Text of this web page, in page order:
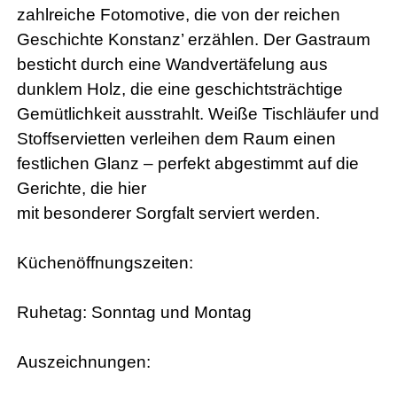
zahlreiche Fotomotive, die von der reichen
Geschichte Konstanz’ erzählen. Der Gastraum
besticht durch eine Wandvertäfelung aus
dunklem Holz, die eine geschichtsträchtige
Gemütlichkeit ausstrahlt. Weiße Tischläufer und
Stoffservietten verleihen dem Raum einen
festlichen Glanz – perfekt abgestimmt auf die
Gerichte, die hier
mit besonderer Sorgfalt serviert werden.
Küchenöffnungszeiten:
Ruhetag: Sonntag und Montag
Auszeichnungen: